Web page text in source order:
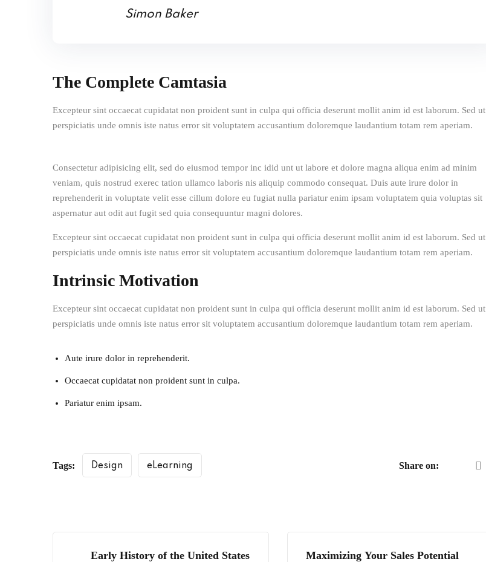
Simon Baker
The Complete Camtasia
Excepteur sint occaecat cupidatat non proident sunt in culpa qui officia deserunt mollit anim id est laborum. Sed ut
perspiciatis unde omnis iste natus error sit voluptatem accusantium doloremque laudantium totam rem aperiam.
Consectetur adipisicing elit, sed do eiusmod tempor inc idid unt ut labore et dolore magna aliqua enim ad minim
veniam, quis nostrud exerec tation ullamco laboris nis aliquip commodo consequat. Duis aute irure dolor in
reprehenderit in voluptate velit esse cillum dolore eu fugiat nulla pariatur enim ipsam voluptatem quia voluptas sit
aspernatur aut odit aut fugit sed quia consequuntur magni dolores.
Excepteur sint occaecat cupidatat non proident sunt in culpa qui officia deserunt mollit anim id est laborum. Sed ut
perspiciatis unde omnis iste natus error sit voluptatem accusantium doloremque laudantium totam rem aperiam.
Intrinsic Motivation
Excepteur sint occaecat cupidatat non proident sunt in culpa qui officia deserunt mollit anim id est laborum. Sed ut
perspiciatis unde omnis iste natus error sit voluptatem accusantium doloremque laudantium totam rem aperiam.
Aute irure dolor in reprehenderit.
Occaecat cupidatat non proident sunt in culpa.
Pariatur enim ipsam.
Tags: Design eLearning Share on:
Early History of the United States
Maximizing Your Sales Potential